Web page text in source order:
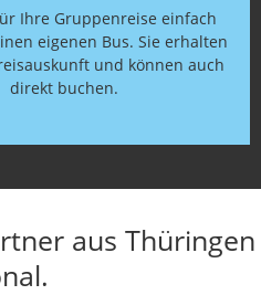
Ihre Gruppenreise einfach
eigenen Bus. Sie erhalten
und können auch
direkt buchen.
aus